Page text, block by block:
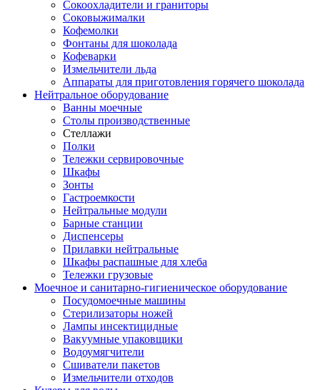
Сокоохладители и граниторы
Соковыжималки
Кофемолки
Фонтаны для шоколада
Кофеварки
Измельчители льда
Аппараты для приготовления горячего шоколада
Нейтральное оборудование
Ванны моечные
Столы производственные
Стеллажи
Полки
Тележки сервировочные
Шкафы
Зонты
Гастроемкости
Нейтральные модули
Барные станции
Диспенсеры
Прилавки нейтральные
Шкафы распашные для хлеба
Тележки грузовые
Моечное и санитарно-гигиеническое оборудование
Посудомоечные машины
Стерилизаторы ножей
Лампы инсектицидные
Вакуумные упаковщики
Водоумягчители
Сшиватели пакетов
Измельчители отходов